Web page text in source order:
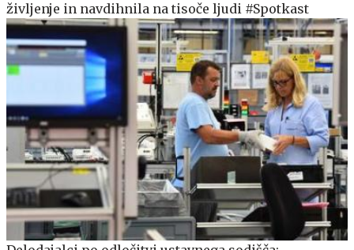
življenje in navdihnila na tisoče ljudi #Spotkast